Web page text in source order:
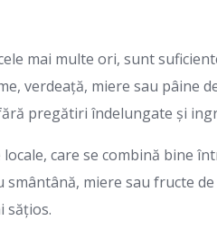
mai multe ori, sunt
verdeață, miere sau pâine
pregătiri îndelungate și
care se combină bine
miere sau fructe
sățios.